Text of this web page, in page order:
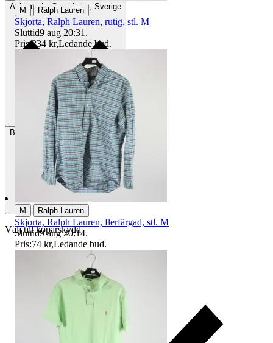
AvhämtningStockholm, Sverige
Betalning Via Tradera
Välj till köparskydd
M | Ralph Lauren
Skjorta, Ralph Lauren, rutig, stl. M
Sluttid9 aug 20:31 .
Pris:234 kr,Ledande bud.
M | Ralph Lauren
Skjorta, Ralph Lauren, flerfärgad, stl. M
Sluttid9 aug 20:14.
Pris:74 kr,Ledande bud.